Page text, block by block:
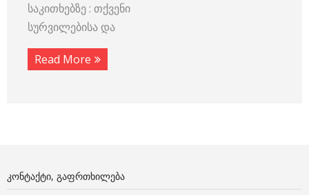
საკითხებზე : თქვენი
სურვილებისა და
Read More
ᲙᲝᲜᲢᲐᲥᲢᲘ, ᲒᲐᲤᲠᲗᲮᲘᲚᲔᲑᲐ